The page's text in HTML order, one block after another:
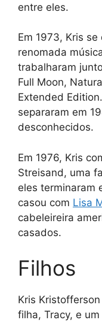
entre eles.
Em 1973, Kris
renomada
trabalharam
Full Moon,
Extended
separaram em
desconhecidos.
Em 1976, Kris
Streisand, uma
eles terminaram
casou com Lisa
cabeleireira
casados.
Filhos
Kris
filha, Tracy, e